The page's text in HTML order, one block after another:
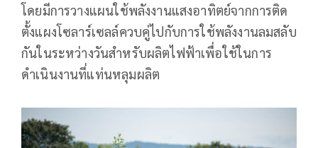
โดยมีการวางแผนใช้พลังงานแสงอาทิตย์จากการติด
ตั้งแผงโซลาร์เซลล์ควบคู่ไปกับการใช้พลังงานลมสลับ
กันในระหว่างวันสำหรับผลิตไฟฟ้าเพื่อใช้ในการ
ดำเนินงานที่แท่นหลุมผลิต